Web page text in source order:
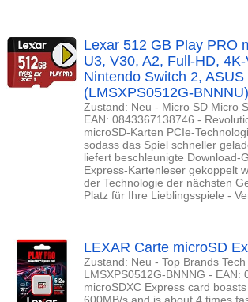
Lexar 512 GB Play PRO
U3, V30, A2, Full-HD,
Nintendo Switch 2,
(LMSXPS0512G-BNNNU)
Zustand: Neu - Micro SD Micro
EAN: 0843367138746 -
microSD-Karten PCIe-
sodass das Spiel schneller
liefert beschleunigte Download-
Express-Kartenleser gekoppelt
der Technologie der nächsten
Platz für Ihre Lieblingsspiele -
LEXAR Carte microSD
Zustand: Neu - Top Brands
LMSXPS0512G-BNNNG -
microSDXC Express card
600MB/s and is about 4 times